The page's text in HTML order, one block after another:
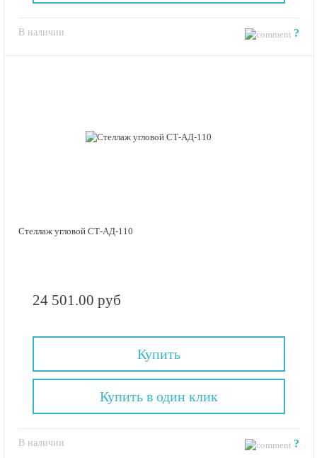
В наличии ?
Стеллаж угловой СТ-АД-110
24 501.00 руб
Купить
В наличии ?
Купить в один клик